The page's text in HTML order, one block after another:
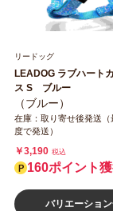
リードッグ
LEADOG ラブハート
ス S ブルー
（ブルー）
在庫：取り寄せ後発送（
度で発送）
￥3,190 税込
160ポイント
バリエーショ